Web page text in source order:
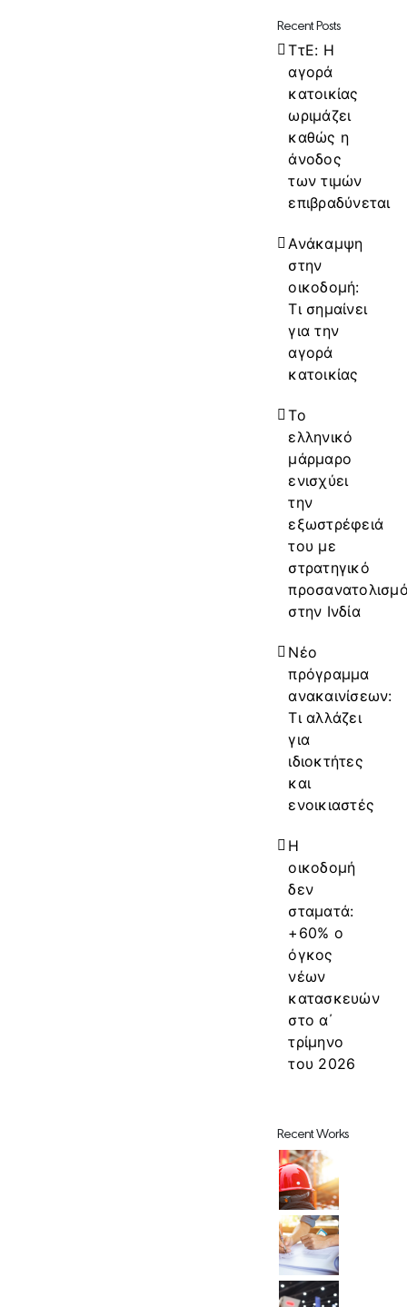
Recent Posts
ΤτΕ: Η
αγορά
κατοικίας
ωριμάζει
καθώς η
άνοδος
των τιμών
επιβραδύνεται
Ανάκαμψη
στην
οικοδομή:
Τι σημαίνει
για την
αγορά
κατοικίας
Το
ελληνικό
μάρμαρο
ενισχύει
την
εξωστρέφειά
του με
στρατηγικό
στην Ινδία
Νέο
πρόγραμμα
ανακαινίσεων:
Τι αλλάζει
για
ιδιοκτήτες
και
ενοικιαστές
Η
οικοδομή
δεν
σταματά:
+60% ο
όγκος
νέων
κατασκευών
στο α΄
τρίμηνο
του 2026
Recent Works